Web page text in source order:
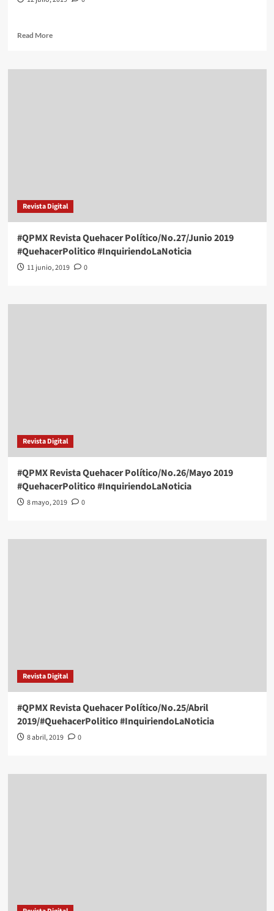
Read MoreRead
#QPMX
Revista Digital
#QPMX Revista Quehacer Político/No.27/Junio 2019
#QuehacerPolitico #InquiriendoLaNoticia
11 junio, 2019 0
Revista Digital
#QPMX Revista Quehacer Político/No.26/Mayo 2019
#QuehacerPolitico #InquiriendoLaNoticia
8 mayo, 2019 0
Revista Digital
#QPMX Revista Quehacer Político/No.25/Abril
2019/#QuehacerPolitico #InquiriendoLaNoticia
8 abril, 2019 0